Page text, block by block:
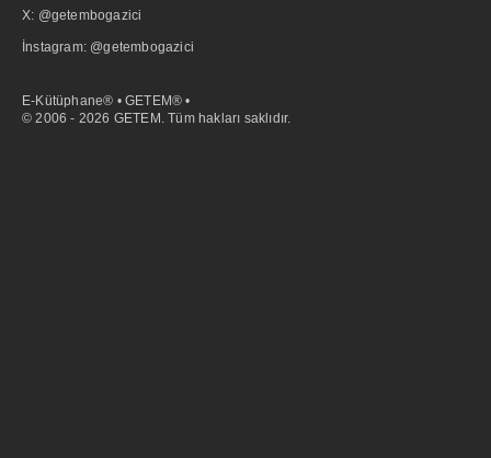
X: @getembogazici
İnstagram: @getembogazici
E-Kütüphane® • GETEM® •
© 2006 - 2026 GETEM. Tüm hakları saklıdır.